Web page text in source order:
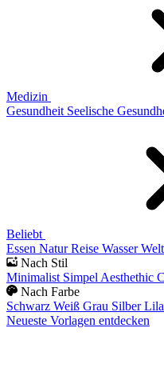
Medizin
Gesundheit Seelische
Beliebt
Essen Natur Reise Wasser
Nach Stil
Minimalist Simpel Aesthethic
Nach Farbe
Schwarz Weiß Grau Silber Lila
Neueste Vorlagen entdecken